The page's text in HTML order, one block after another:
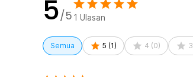
5/5 1 Ulasan
Semua 5 (1) 4 (0) 3